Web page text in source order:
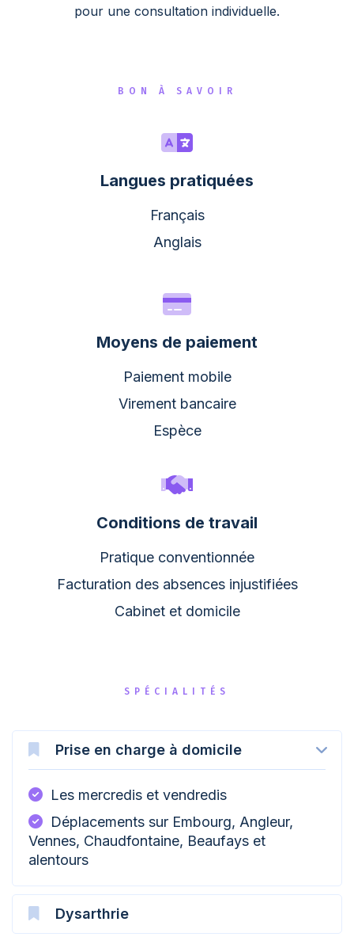
pour une consultation individuelle.
BON À SAVOIR
Langues pratiquées
Français
Anglais
Moyens de paiement
Paiement mobile
Virement bancaire
Espèce
Conditions de travail
Pratique conventionnée
Facturation des absences injustifiées
Cabinet et domicile
SPÉCIALITÉS
Prise en charge à domicile
Les mercredis et vendredis
Déplacements sur Embourg, Angleur,
Vennes, Chaudfontaine, Beaufays et
alentours
Dysarthrie